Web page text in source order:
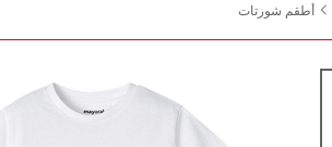
أطقم شورتات